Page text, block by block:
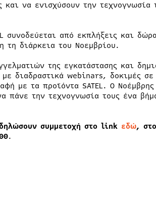
και να ενισχύσουν την
συνοδεύεται από εκπλήξεις και
τη διάρκεια του Νοεμβρίου.
της εγκατάστασης και
διαδραστικά webinars, δοκιμές
με τα προϊόντα SATEL. Ο Νοέμβρης
πάνε την τεχνογνωσία τους ένα
συμμετοχή στο link εδώ,
.